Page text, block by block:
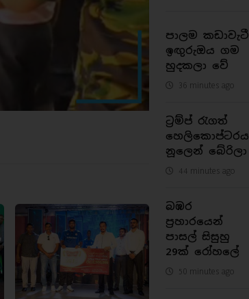
පාලම කඩාවැටී
ඉඟුරුඔය ගම
හුදකලා වේ
36 minutes ago
ට්‍රම්ප් රැගත්
හෙලිකොප්ටරය
නූලෙන් බේරිලා
44 minutes ago
බඹර
ප්‍රහාරයෙන්
පාසල් සිසුහු
29ක් රෝහලේ
50 minutes ago